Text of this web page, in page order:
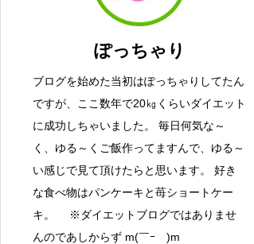
ぽっちゃり
ブログを始めた当初はぽっちゃりしてたん
ですが、ここ数年で20㎏くらいダイエット
に成功しちゃいました。 毎日何気な～
く、ゆる～くご飯作ってますんで、ゆる～
い感じで見て頂けたらと思います。 好き
な食べ物はパンケーキと苺ショートケー
キ。 ※ダイエットブログではありませ
んのであしからず m(￣ｰ￣)m